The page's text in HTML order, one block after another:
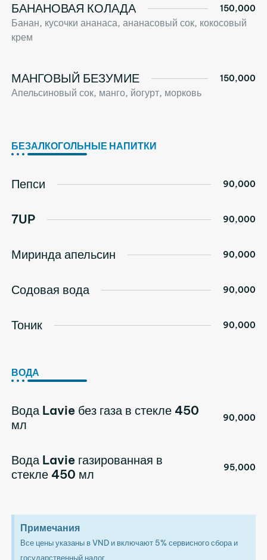
БАНАНОВАЯ КОЛАДА 150,000
Банан, кусочки ананаса, ананасовый сок, кокосовый
крем
МАНГОВЫЙ БЕЗУМИЕ 150,000
Апельсиновый сок, манго, йогурт, морковь
БЕЗАЛКОГОЛЬНЫЕ НАПИТКИ
Пепси 90,000
7UP 90,000
Миринда апельсин 90,000
Содовая вода 90,000
Тоник 90,000
ВОДА
Вода Lavie без газа в стекле 450
мл
90,000
Вода Lavie газированная в
стекле 450 мл
95,000
Примечания
Все цены указаны в VND и включают 5% сервисного сбора и
государственный налог.